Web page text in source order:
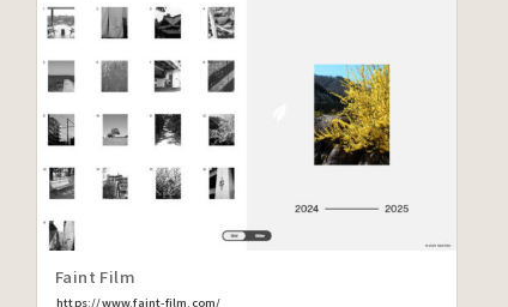
Faint Film
https://www.faint-film.com/